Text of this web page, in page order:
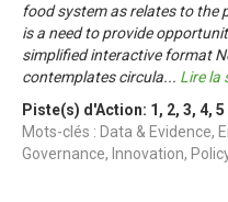
food system as relates to the
is a need to provide
simplified interactive format
contemplates circula... Lire la
Piste(s) d'Action: 1 , 2, 3, 4, 5
Mots-clés : Data & Evidence,
Governance, Innovation,